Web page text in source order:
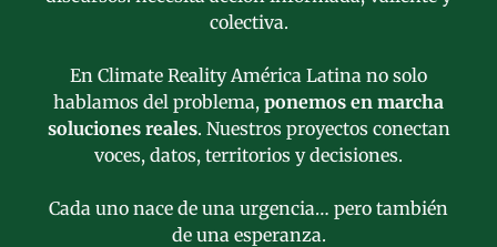
colectiva.
En Climate Reality América Latina no solo
hablamos del problema, ponemos en marcha
soluciones reales. Nuestros proyectos conectan
voces, datos, territorios y decisiones.
Cada uno nace de una urgencia… pero también
de una esperanza.